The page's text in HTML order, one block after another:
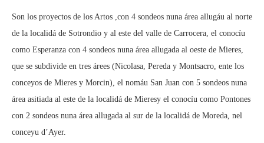
Son los proyectos de los Artos ,con 4 sondeos nuna área allugáu al norte
de la localidá de Sotrondio y al este del valle de Carrocera, el conocíu
como Esperanza con 4 sondeos nuna área allugada al oeste de Mieres,
que se subdivide en tres árees (Nicolasa, Pereda y Montsacro, ente los
conceyos de Mieres y Morcin), el nomáu San Juan con 5 sondeos nuna
área asitiada al este de la localidá de Mieresy el conocíu como Pontones
con 2 sondeos nuna área allugada al sur de la localidá de Moreda, nel
conceyu d’Ayer.